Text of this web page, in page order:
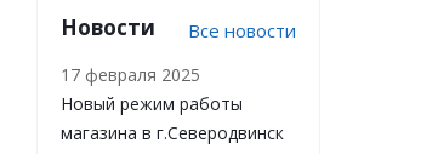
Новости Все новости
17 февраля 2025
Новый режим работы
магазина в г.Северодвинск